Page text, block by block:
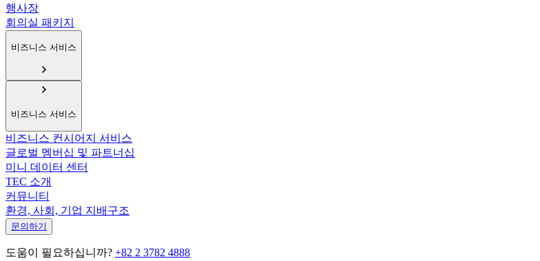
행사장
회의실 패키지
비즈니스 서비스
비즈니스 서비스
비즈니스 컨시어지 서비스
글로벌 멤버십 및 파트너십
미니 데이터 센터
TEC 소개
커뮤니티
환경, 사회, 기업 지배구조
문의하기
도움이 필요하십니까? +82 2 3782 4888